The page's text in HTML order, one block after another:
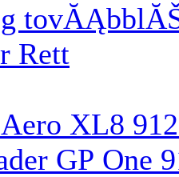
Rett
XL8
GP One